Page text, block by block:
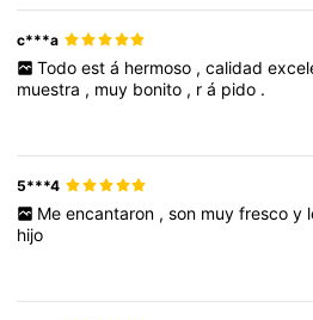
c***a
Todo est á hermoso , calidad
muestra , muy bonito , rá pido .
5***4
Me encantaron , son muy fresco y
hijo